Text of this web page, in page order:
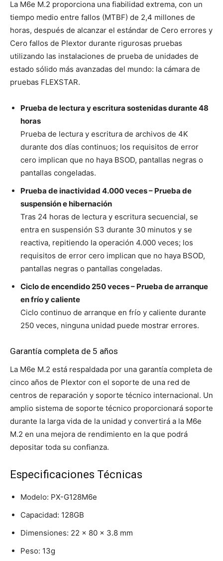
La M6e M.2 proporciona una fiabilidad extrema, con un
tiempo medio entre fallos (MTBF) de 2,4 millones de
horas, después de alcanzar el estándar de Cero errores y
Cero fallos de Plextor durante rigurosas pruebas
utilizando las instalaciones de prueba de unidades de
estado sólido más avanzadas del mundo: la cámara de
pruebas FLEXSTAR.
Prueba de lectura y escritura sostenidas durante 48
horas
Prueba de lectura y escritura de archivos de 4K
durante dos días continuos; los requisitos de error
cero implican que no haya BSOD, pantallas negras o
pantallas congeladas.
Prueba de inactividad 4.000 veces – Prueba de
suspensión e hibernación
Tras 24 horas de lectura y escritura secuencial, se
entra en suspensión S3 durante 30 minutos y se
reactiva, repitiendo la operación 4.000 veces; los
requisitos de error cero implican que no haya BSOD,
pantallas negras o pantallas congeladas.
Ciclo de encendido 250 veces – Prueba de arranque
en frío y caliente
Ciclo continuo de arranque en frío y caliente durante
250 veces, ninguna unidad puede mostrar errores.
Garantía completa de 5 años
La M6e M.2 está respaldada por una garantía completa de
cinco años de Plextor con el soporte de una red de
centros de reparación y soporte técnico internacional. Un
amplio sistema de soporte técnico proporcionará soporte
durante la larga vida de la unidad y convertirá a la M6e
M.2 en una mejora de rendimiento en la que podrá
depositar toda su confianza.
Especificaciones Técnicas
Modelo: PX-G128M6e
Capacidad: 128GB
Dimensiones: 22 x 80 x 3.8 mm
Peso: 13g